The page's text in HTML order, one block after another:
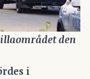
den
i